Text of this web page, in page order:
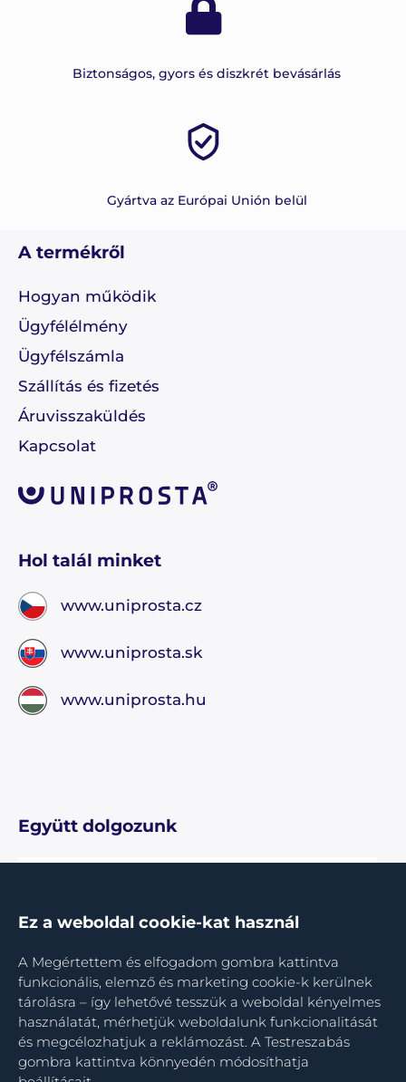
Ez a weboldal cookie-kat használ
A Megértettem és elfogadom gombra kattintva
funkcionális, elemző és marketing cookie-k kerülnek
tárolásra – így lehetővé tesszük a weboldal kényelmes
használatát, mérhetjük weboldalunk funkcionalitását
és megcélozhatjuk a reklámozást. A Testreszabás
gombra kattintva könnyedén módosíthatja
Biztonságos, gyors és diszkrét bevásárlás
Gyártva az Európai Unión belül
A termékről
Hogyan működik
Ügyfélélmény
Ügyfélszámla
Szállítás és fizetés
Áruvisszaküldés
Kapcsolat
Hol talál minket
www.uniprosta.cz
www.uniprosta.sk
www.uniprosta.hu
Együtt dolgozunk